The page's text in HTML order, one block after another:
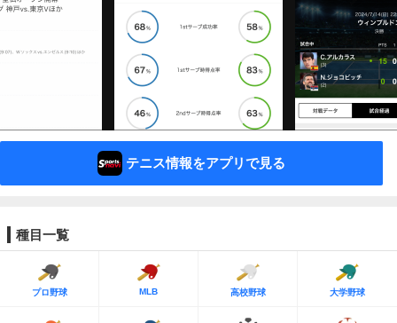
テニス情報をアプリで見る
種目一覧
プロ野球 MLB 高校野球 大学野球